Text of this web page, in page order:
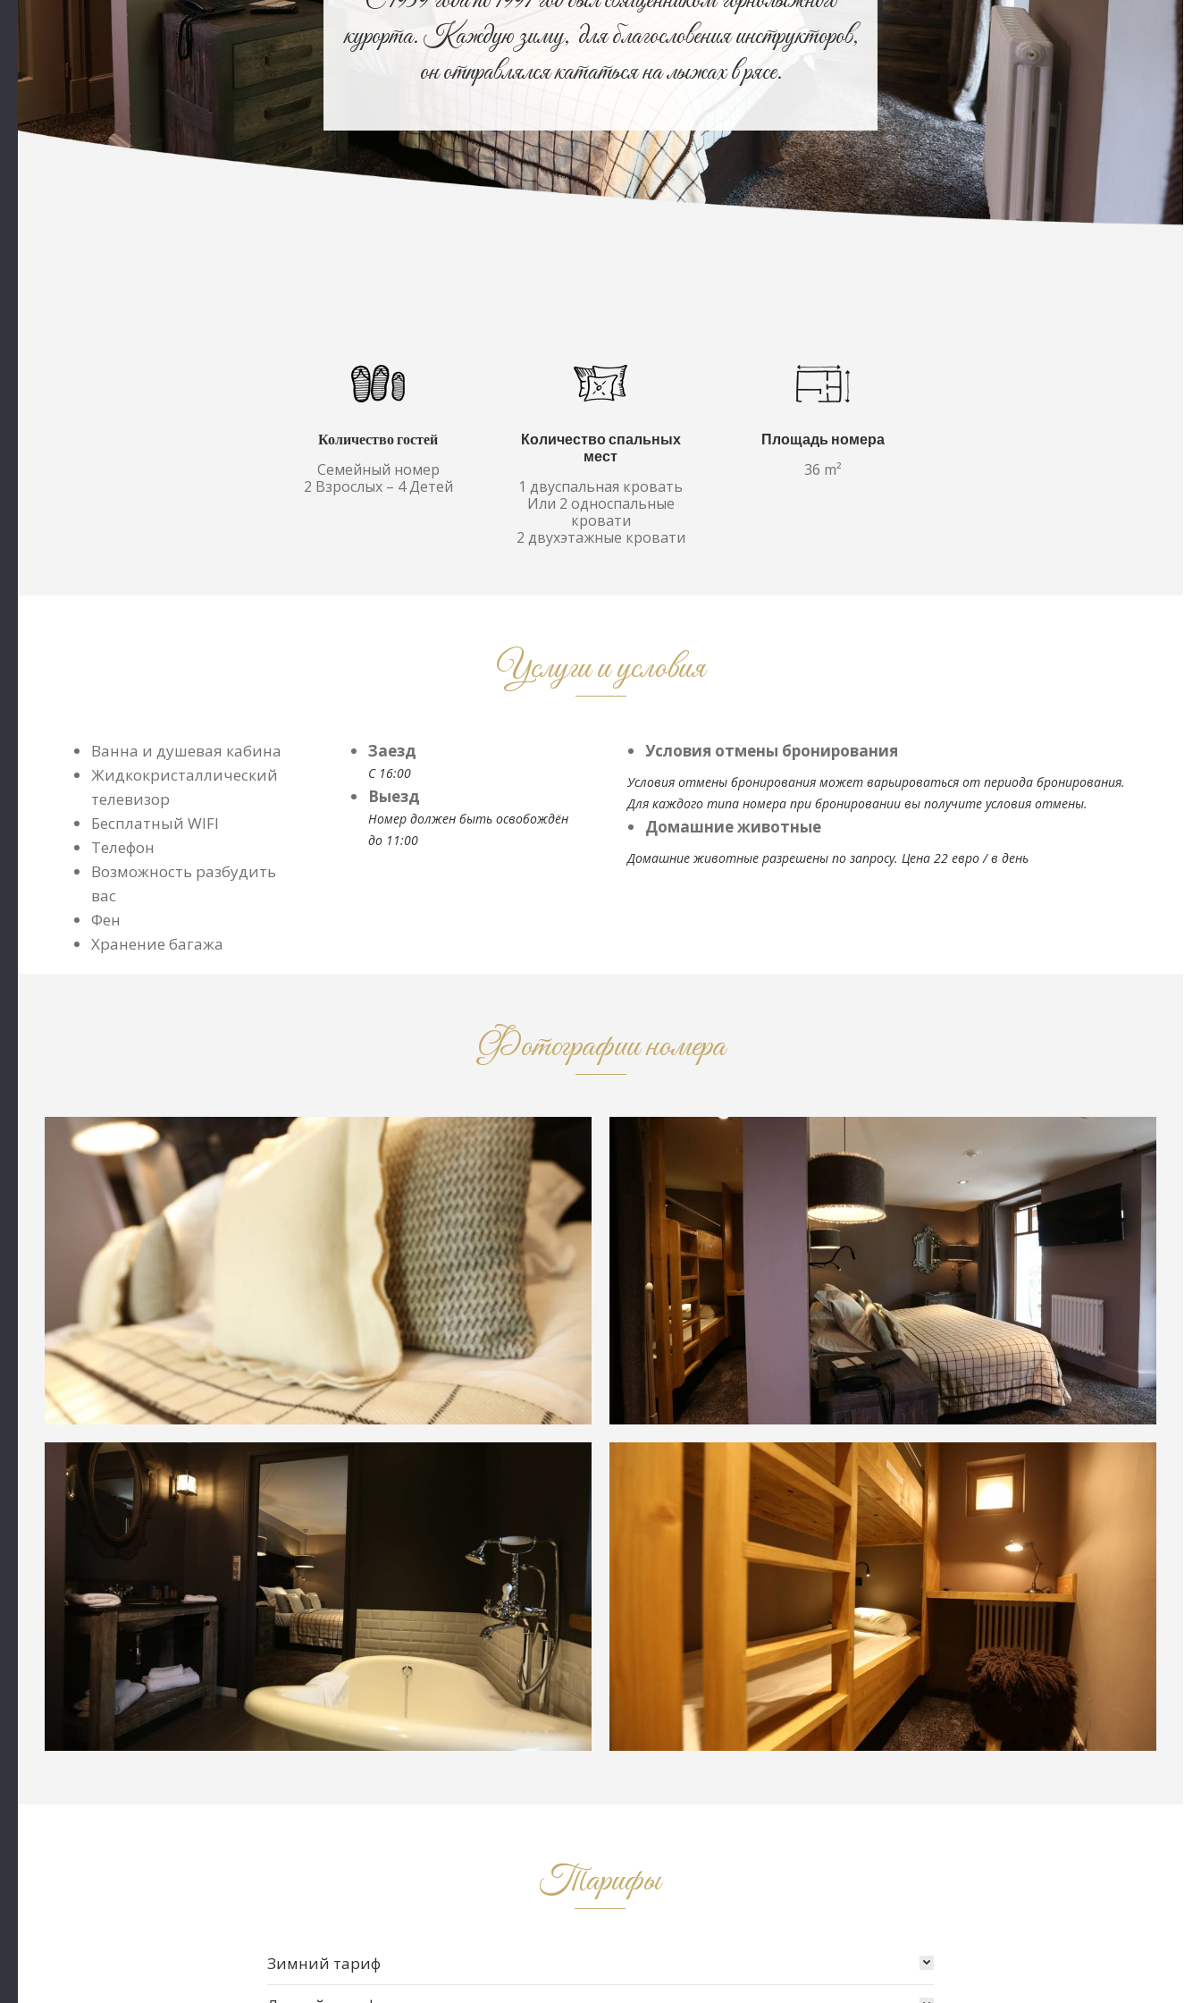
курорта. Каждую зиму, для благословения инструкторов,
он отправлялся кататься на лыжах в рясе.
Количество гостей
Семейный номер
2 Взрослых – 4 Детей
Количество спальных
мест
1 двуспальная кровать
Или 2 односпальные
кровати
2 двухэтажные кровати
Площадь номера
36 m²
Услуги и условия
Ванна и душевая кабина
Жидкокристаллический
телевизор
Бесплатный WIFI
Телефон
Возможность разбудить
вас
Фен
Хранение багажа
Заезд
С 16:00
Выезд
Номер должен быть освобождён
до 11:00
Условия отмены бронирования
Условия отмены бронирования может варьироваться от периода бронирования.
Для каждого типа номера при бронировании вы получите условия отмены.
Домашние животные
Домашние животные разрешены по запросу. Цена 22 евро / в день
Фотографии номера
Тарифы
Зимний тариф